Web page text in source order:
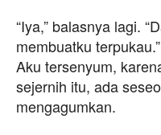
“Iya,” balasnya lagi.
membuatku terpukau.”
Aku tersenyum,
sejernih itu, ada
mengagumkan.